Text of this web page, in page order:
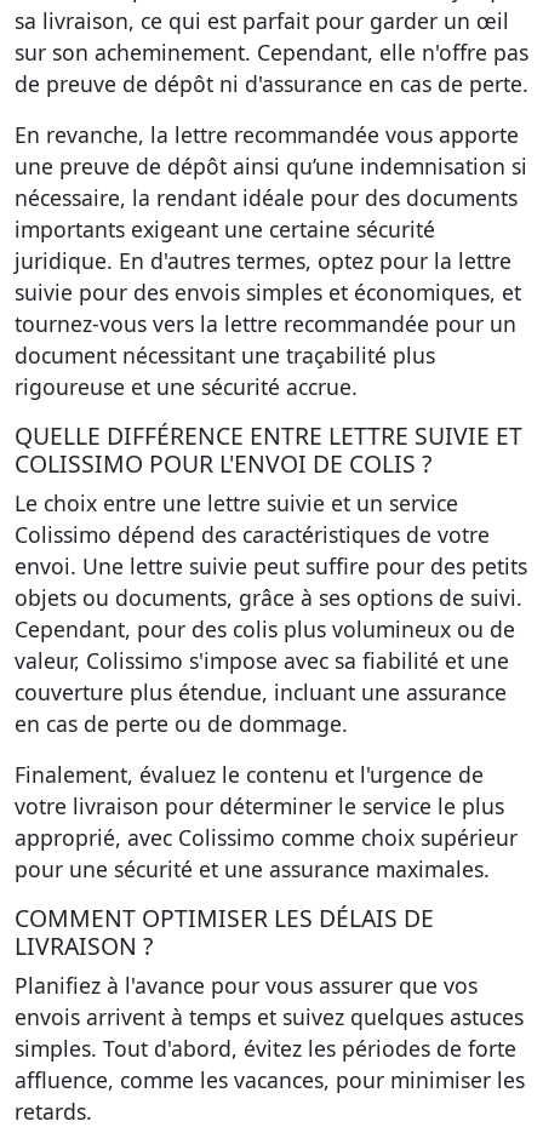
sa livraison, ce qui est parfait pour garder un œil
sur son acheminement. Cependant, elle n'offre pas
de preuve de dépôt ni d'assurance en cas de perte.
En revanche, la lettre recommandée vous apporte
une preuve de dépôt ainsi qu’une indemnisation si
nécessaire, la rendant idéale pour des documents
importants exigeant une certaine sécurité
juridique. En d'autres termes, optez pour la lettre
suivie pour des envois simples et économiques, et
tournez-vous vers la lettre recommandée pour un
document nécessitant une traçabilité plus
rigoureuse et une sécurité accrue.
QUELLE DIFFÉRENCE ENTRE LETTRE SUIVIE ET
COLISSIMO POUR L'ENVOI DE COLIS ?
Le choix entre une lettre suivie et un service
Colissimo dépend des caractéristiques de votre
envoi. Une lettre suivie peut suffire pour des petits
objets ou documents, grâce à ses options de suivi.
Cependant, pour des colis plus volumineux ou de
valeur, Colissimo s'impose avec sa fiabilité et une
couverture plus étendue, incluant une assurance
en cas de perte ou de dommage.
Finalement, évaluez le contenu et l'urgence de
votre livraison pour déterminer le service le plus
approprié, avec Colissimo comme choix supérieur
pour une sécurité et une assurance maximales.
COMMENT OPTIMISER LES DÉLAIS DE
LIVRAISON ?
Planifiez à l'avance pour vous assurer que vos
envois arrivent à temps et suivez quelques astuces
simples. Tout d'abord, évitez les périodes de forte
affluence, comme les vacances, pour minimiser les
retards.